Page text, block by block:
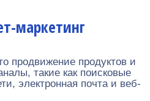
маркетинг
продвижение продуктов и
такие как поисковые
электронная почта и веб-